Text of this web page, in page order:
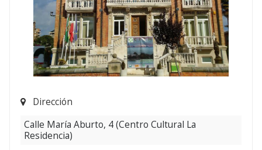
Dirección
Calle María Aburto, 4 (Centro Cultural La
Residencia)